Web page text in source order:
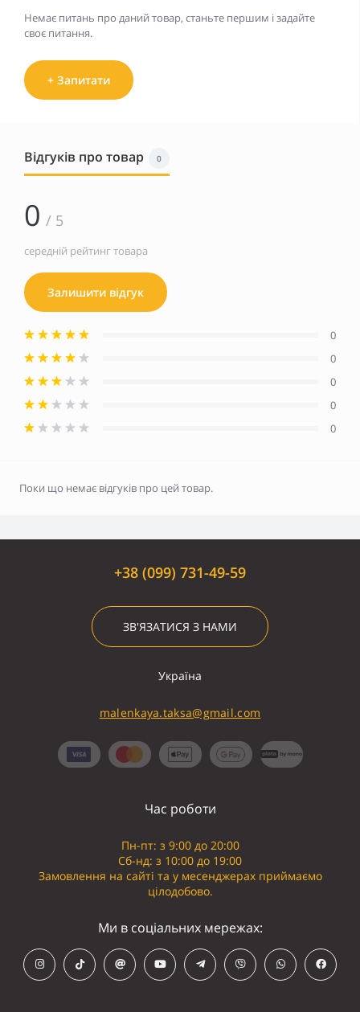
Немає питань про даний товар, станьте першим і задайте
своє питання.
+ Запитати
Відгуків про товар 0
0 / 5
середній рейтинг товара
Залишити відгук
0
0
0
0
0
Поки що немає відгуків про цей товар.
+38 (099) 731-49-59
ЗВ'ЯЗАТИСЯ З НАМИ
Україна
malenkaya.taksa@gmail.com
Час роботи
Пн-пт: з 9:00 до 20:00
Сб-нд: з 10:00 до 19:00
Замовлення на сайті та у месенджерах приймаємо
цілодобово.
Ми в соціальних мережах: